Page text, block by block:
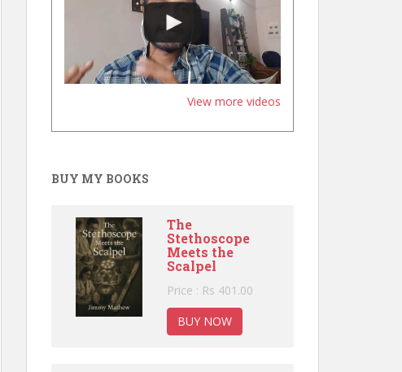
View more videos
BUY MY BOOKS
The
Stethoscope
Meets the
Scalpel
Price : Rs 401.00
BUY NOW